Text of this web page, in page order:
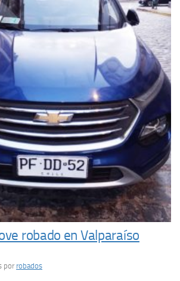
robado en Valparaíso
por robados